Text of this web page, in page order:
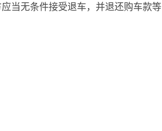
当无条件接受退车，并退还购车款等